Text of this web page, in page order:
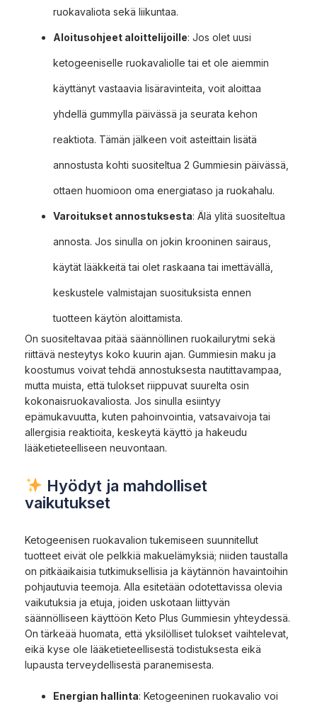
ruokavaliota sekä liikuntaa.
Aloitusohjeet aloittelijoille: Jos olet uusi
ketogeeniselle ruokavaliolle tai et ole aiemmin
käyttänyt vastaavia lisäravinteita, voit aloittaa
yhdellä gummylla päivässä ja seurata kehon
reaktiota. Tämän jälkeen voit asteittain lisätä
annostusta kohti suositeltua 2 Gummiesin päivässä,
ottaen huomioon oma energiataso ja ruokahalu.
Varoitukset annostuksesta: Älä ylitä suositeltua
annosta. Jos sinulla on jokin krooninen sairaus,
käytät lääkkeitä tai olet raskaana tai imettävällä,
keskustele valmistajan suosituksista ennen
tuotteen käytön aloittamista.
On suositeltavaa pitää säännöllinen ruokailurytmi sekä
riittävä nesteytys koko kuurin ajan. Gummiesin maku ja
koostumus voivat tehdä annostuksesta nautittavampaa,
mutta muista, että tulokset riippuvat suurelta osin
kokonaisruokavaliosta. Jos sinulla esiintyy
epämukavuutta, kuten pahoinvointia, vatsavaivoja tai
allergisia reaktioita, keskeytä käyttö ja hakeudu
lääketieteelliseen neuvontaan.
Hyödyt ja mahdolliset
vaikutukset
Ketogeenisen ruokavalion tukemiseen suunnitellut
tuotteet eivät ole pelkkiä makuelämyksiä; niiden taustalla
on pitkäaikaisia tutkimuksellisia ja käytännön havaintoihin
pohjautuvia teemoja. Alla esitetään odotettavissa olevia
vaikutuksia ja etuja, joiden uskotaan liittyvän
säännölliseen käyttöön Keto Plus Gummiesin yhteydessä.
On tärkeää huomata, että yksilölliset tulokset vaihtelevat,
eikä kyse ole lääketieteellisestä todistuksesta eikä
lupausta terveydellisestä paranemisesta.
Energian hallinta: Ketogeeninen ruokavalio voi